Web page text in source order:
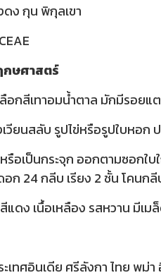
ดง กุน พิกุลเขา
ษศาสตร์
อกสีเทาอมน้ำตาล มักมีรอยแ
เวียนสลับ รูปไข่หรือรูปใบหอ
รือเป็นกระจุก ออกตามซอกใ
อก 24 กลีบ เรียง 2 ชั้น โค
แดง เนื้อเหลือง รสหวาน มีเม
เทศอินเดีย ศรีลังกา ไทย พม่